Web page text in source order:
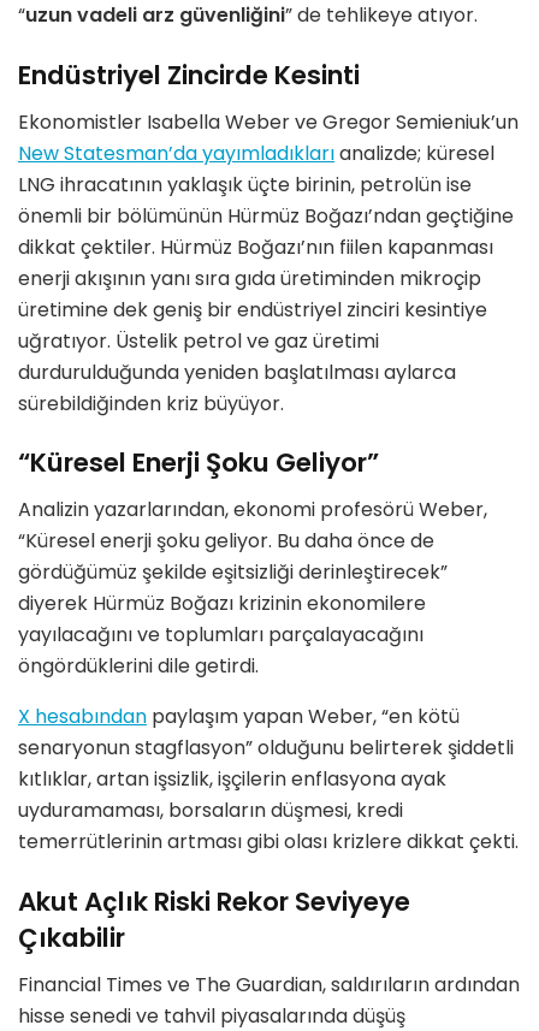
“uzun vadeli arz güvenliğini” de tehlikeye atıyor.
Endüstriyel Zincirde Kesinti
Ekonomistler Isabella Weber ve Gregor Semieniuk’un
New Statesman’da yayımladıklarıanalizde; küresel
LNG ihracatının yaklaşık üçte birinin, petrolün ise
önemli bir bölümünün Hürmüz Boğazı’ndan geçtiğine
dikkat çektiler. Hürmüz Boğazı’nın fiilen kapanması
enerji akışının yanı sıra gıda üretiminden mikroçip
üretimine dek geniş bir endüstriyel zinciri kesintiye
uğratıyor. Üstelik petrol ve gaz üretimi
durdurulduğunda yeniden başlatılması aylarca
sürebildiğinden kriz büyüyor.
“Küresel Enerji Şoku Geliyor”
Analizin yazarlarından, ekonomi profesörü Weber,
“Küresel enerji şoku geliyor. Bu daha önce de
gördüğümüz şekilde eşitsizliği derinleştirecek”
diyerek Hürmüz Boğazı krizinin ekonomilere
yayılacağını ve toplumları parçalayacağını
öngördüklerini dile getirdi.
X hesabından paylaşım yapan Weber, “en kötü
senaryonun stagflasyon” olduğunu belirterek şiddetli
kıtlıklar, artan işsizlik, işçilerin enflasyona ayak
uyduramaması, borsaların düşmesi, kredi
temerrütlerinin artması gibi olası krizlere dikkat çekti.
Akut Açlık Riski Rekor Seviyeye
Çıkabilir
Financial Times ve The Guardian, saldırıların ardından
hisse senedi ve tahvil piyasalarında düşüş